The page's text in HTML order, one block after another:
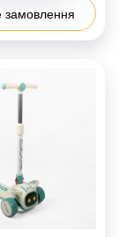
замовлення